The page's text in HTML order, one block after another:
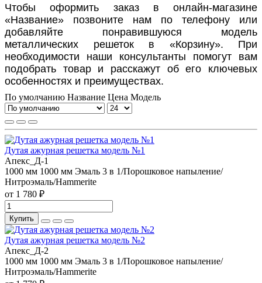
Чтобы оформить заказ в онлайн-магазине
«Название» позвоните нам по телефону или
добавляйте понравившуюся модель
металлических решеток в «Корзину». При
необходимости наши консультанты помогут вам
подобрать товар и расскажут об его ключевых
особенностях и преимуществах.
По умолчанию Название Цена Модель
Дутая ажурная решетка модель №1
Апекс_Д-1
1000 мм 1000 мм Эмаль 3 в 1/Порошковое напыление/
Нитроэмаль/Hammerite
от 1 780 ₽
Купить
Дутая ажурная решетка модель №2
Апекс_Д-2
1000 мм 1000 мм Эмаль 3 в 1/Порошковое напыление/
Нитроэмаль/Hammerite